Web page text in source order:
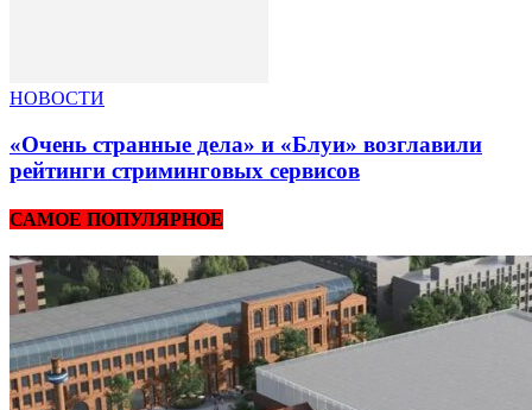
НОВОСТИ
«Очень странные дела» и «Блуи» возглавили
рейтинги стриминговых сервисов
САМОЕ ПОПУЛЯРНОЕ